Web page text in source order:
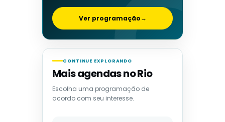
Ver programação→
CONTINUE EXPLORANDO
Mais agendas no Rio
Escolha uma programação de
acordo com seu interesse.